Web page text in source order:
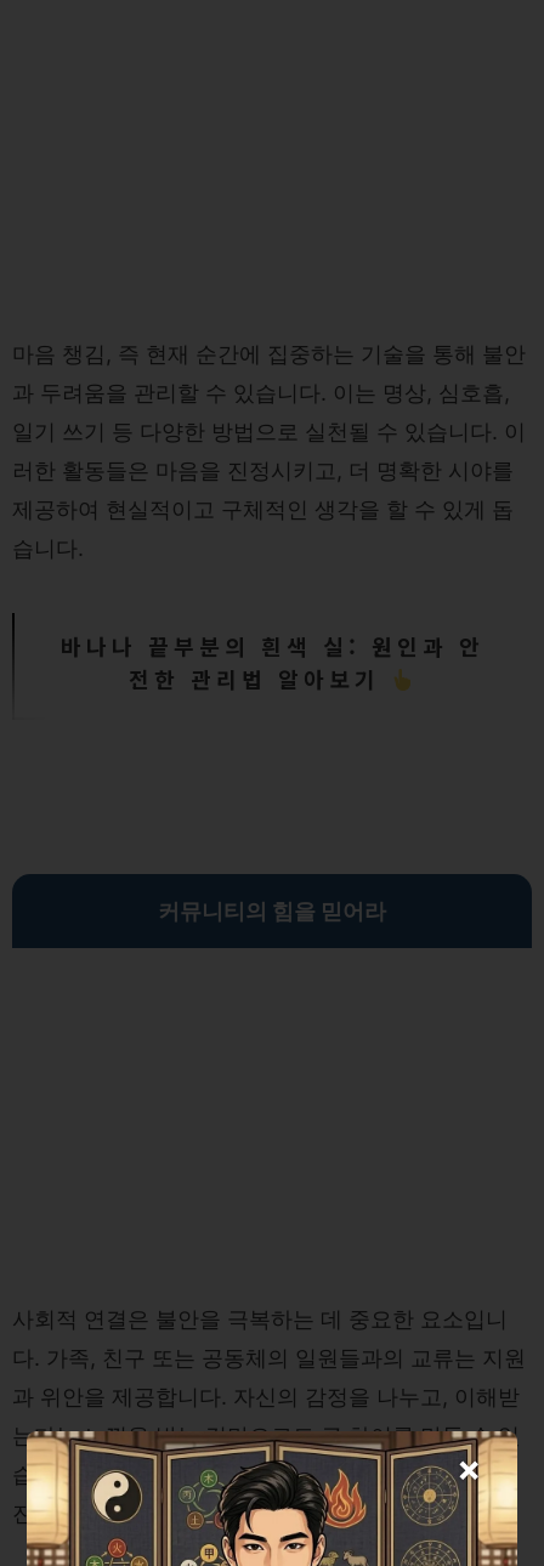
마음 챙김, 즉 현재 순간에 집중하는 기술을 통해 불안
과 두려움을 관리할 수 있습니다. 이는 명상, 심호흡,
일기 쓰기 등 다양한 방법으로 실천될 수 있습니다. 이
러한 활동들은 마음을 진정시키고, 더 명확한 시야를
제공하여 현실적이고 구체적인 생각을 할 수 있게 돕
습니다.
바나나 끝부분의 흰색 실: 원인과 안
전한 관리법 알아보기
커뮤니티의 힘을 믿어라
사회적 연결은 불안을 극복하는 데 중요한 요소입니
다. 가족, 친구 또는 공동체의 일원들과의 교류는 지원
과 위안을 제공합니다. 자신의 감정을 나누고, 이해받
는다는 느낌을 받는 것만으로도 큰 차이를 만들 수 있
습니다. 이는 불안한 상황에서도 긍정적인 변화를 촉
진할 수 있습니다.
×